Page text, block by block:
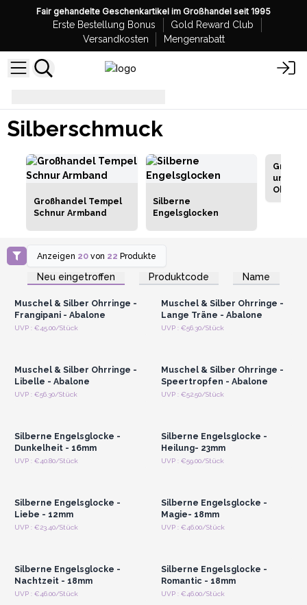
Fair gehandelte Geschenkartikel im Großhandel seit 1995
Erste Bestellung Bonus
Gold Reward Club
Versandkosten
Mengenrabatt
Silberschmuck
Großhandel Tempel
Schnur Armband
Silberne
Engelsglocken
und
Anzeigen 20 von 22 Produkte
Neu eingetroffen Produktcode Name
Anmelden oder
Registrieren für
Großhandelspreise
Muschel & Silber Ohrringe -
Frangipani - Abalone
UVP : €45.00/Stück
Registrieren für
Großhandelspreise
Muschel & Silber Ohrringe -
Lange Träne - Abalone
UVP : €56.30/Stück
Anmelden oder
Muschel & Silber Ohrringe -
Libelle - Abalone
UVP : €56.30/Stück
Anmelden oder
Muschel & Silber Ohrringe -
Speertropfen - Abalone
UVP : €52.50/Stück
Anmelden oder
Silberne Engelsglocke -
Dunkelheit - 16mm
UVP : €40.80/Stück
Anmelden oder
Silberne Engelsglocke -
Heilung- 23mm
UVP : €59.00/Stück
Anmelden oder
Silberne Engelsglocke -
Liebe - 12mm
UVP : €23.40/Stück
Anmelden oder
Silberne Engelsglocke -
Magie- 18mm
UVP : €46.00/Stück
Anmelden oder
Silberne Engelsglocke -
Nachtzeit - 18mm
UVP : €46.00/Stück
Anmelden oder
Silberne Engelsglocke -
Romantic - 18mm
UVP : €46.00/Stück
Anmelden oder
Anmelden oder